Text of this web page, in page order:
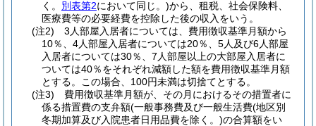
く。 別表第2において同じ。)から、租税、社会保険料、
医療費等の必要経費を控除した後の収入をいう。
(注2) 3人部屋入居者については、費用徴収基準月額から
10％、4人部屋入居者については20％、5人及び6人部屋
入居者については30％、7人部屋以上の大部屋入居者に
ついては40％をそれぞれ減額した額を費用徴収基準月額
とする。この場合、100円未満は切捨てとする。
(注3) 費用徴収基準月額が、その月におけるその措置者に
係る措置費の支弁額(一般事務費及び一般生活費(地区別
冬期加算及び入院患者日用品費を除く。)の合算額をい